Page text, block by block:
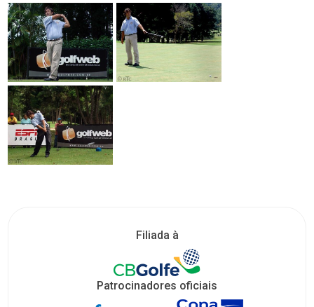
Filiada à
Patrocinadores oficiais